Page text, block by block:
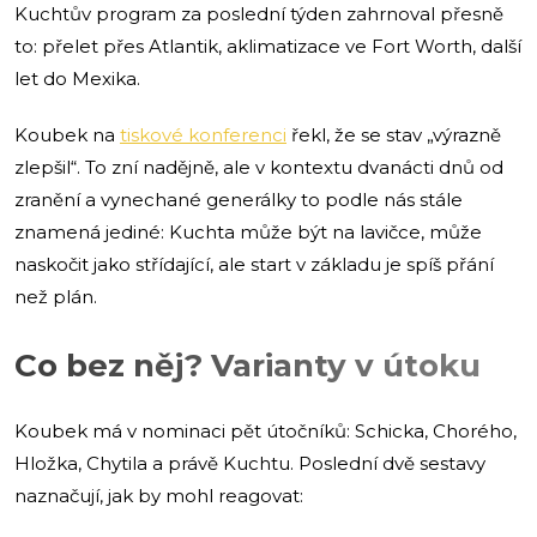
Kuchtův program za poslední týden zahrnoval přesně
to: přelet přes Atlantik, aklimatizace ve Fort Worth, další
let do Mexika.
Koubek na tiskové konferenci řekl, že se stav „výrazně
zlepšil“. To zní nadějně, ale v kontextu dvanácti dnů od
zranění a vynechané generálky to podle nás stále
znamená jediné: Kuchta může být na lavičce, může
naskočit jako střídající, ale start v základu je spíš přání
než plán.
Co bez něj? Varianty v útoku
Koubek má v nominaci pět útočníků: Schicka, Chorého,
Hložka, Chytila a právě Kuchtu. Poslední dvě sestavy
naznačují, jak by mohl reagovat: